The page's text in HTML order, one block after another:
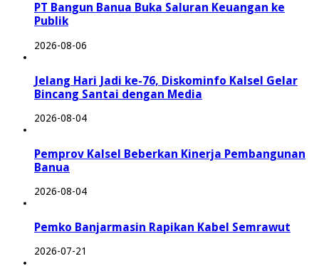
PT Bangun Banua Buka Saluran Keuangan ke
Publik
2026-08-06
Jelang Hari Jadi ke-76, Diskominfo Kalsel Gelar
Bincang Santai dengan Media
2026-08-04
Pemprov Kalsel Beberkan Kinerja Pembangunan
Banua
2026-08-04
Pemko Banjarmasin Rapikan Kabel Semrawut
2026-07-21